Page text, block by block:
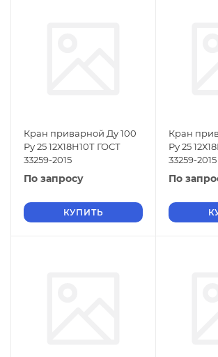
Кран приварной Ду 100
Ру 25 12Х18Н10Т ГОСТ
33259-2015
По запросу
КУПИТЬ
Кран
Ру 25
33259-2015
По